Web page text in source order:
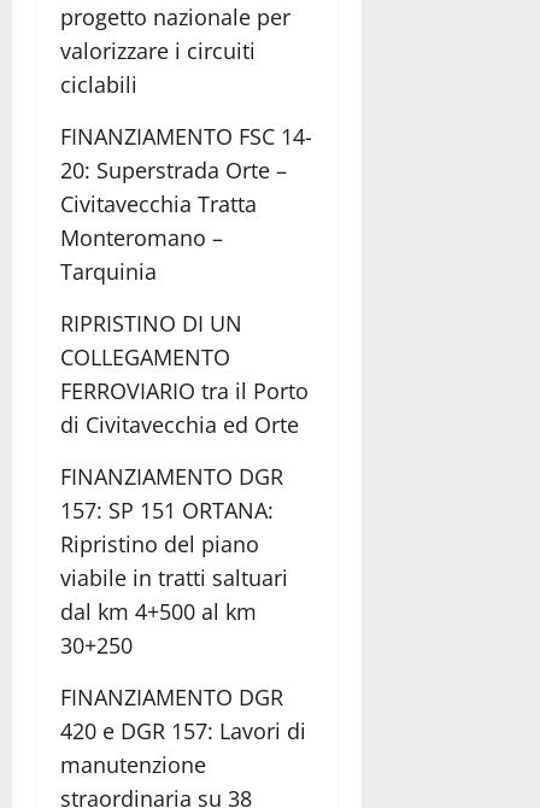
progetto nazionale per
valorizzare i circuiti
ciclabili
FINANZIAMENTO FSC 14-
20: Superstrada Orte –
Civitavecchia Tratta
Monteromano –
Tarquinia
RIPRISTINO DI UN
COLLEGAMENTO
FERROVIARIO tra il Porto
di Civitavecchia ed Orte
FINANZIAMENTO DGR
157: SP 151 ORTANA:
Ripristino del piano
viabile in tratti saltuari
dal km 4+500 al km
30+250
FINANZIAMENTO DGR
420 e DGR 157: Lavori di
manutenzione
straordinaria su 38